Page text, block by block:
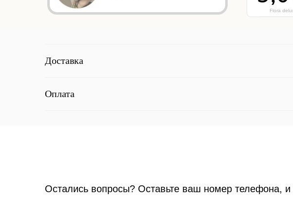
Flora
Доставка
Оплата
Остались вопросы? Оставьте ваш номер телефона,